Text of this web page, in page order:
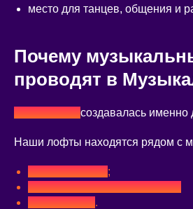
место для танцев, общения и
Почему
проводят в
Музыкальнясоздавалась именно
Наши лофты находятся рядом с
Чернышевская;
Петроградская / Горьковская;
Электросила.